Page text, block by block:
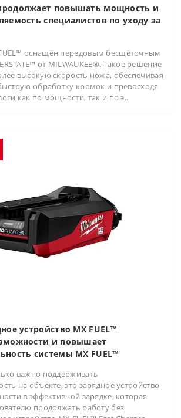
повышать мощность и
специалистов по уходу за
оснащён передовым бесщёточным
от MILWAUKEE®. Такое решение
высокую скорость ножа, обеспечивая
обработку кромок и превосходя
как по мощности, так и по э..
устройство MX FUEL™
и повышает
системы MX FUEL™
важно поддерживать
на объекте, это зарядное устройство
в эффективной зарядке, которая
продолжать работу без